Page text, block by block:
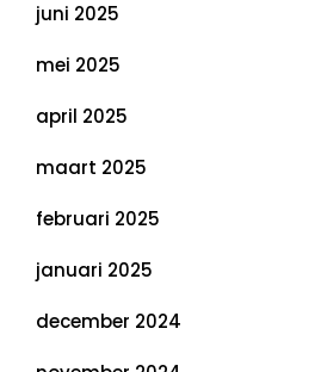
juni 2025
mei 2025
april 2025
maart 2025
februari 2025
januari 2025
december 2024